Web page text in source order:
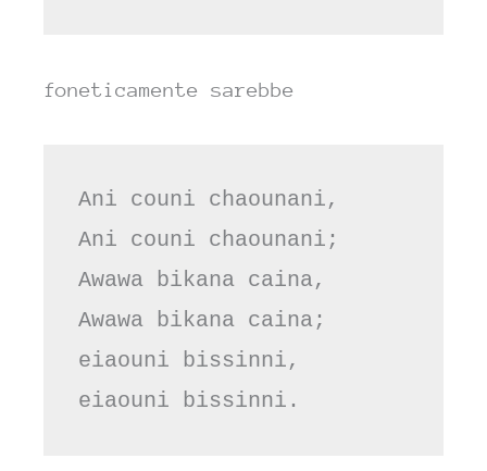
foneticamente sarebbe
Ani couni chaounani,
Ani couni chaounani;
Awawa bikana caina,
Awawa bikana caina;
eiaouni bissinni,
eiaouni bissinni.